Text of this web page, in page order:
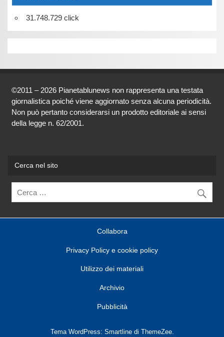
31.748.729 click
©2011 – 2026 Pianetablunews non rappresenta una testata
giornalistica poiché viene aggiornato senza alcuna periodicità.
Non può pertanto considerarsi un prodotto editoriale ai sensi
della legge n. 62/2001.
Cerca nel sito
Collabora
Privacy Policy e cookie policy
Utilizzo dei materiali
Archivio
Pubblicità
Tema WordPress: Smartline di ThemeZee.